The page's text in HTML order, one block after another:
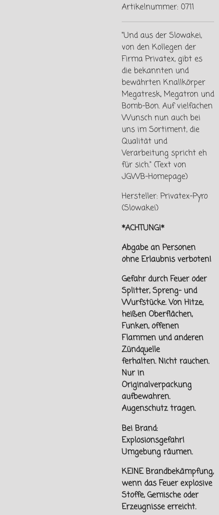
Artikelnummer: 0711
"Und aus der Slowakei,
von den Kollegen der
Firma Privatex, gibt es
die bekannten und
bewährten Knallkörper
Megatresk, Megatron und
Bomb-Bon. Auf vielfachen
Wunsch nun auch bei
uns im Sortiment, die
Qualität und
Verarbeitung spricht eh
für sich." (Text von
JGWB-Homepage)
Hersteller: Privatex-Pyro
(Slowakei)
*ACHTUNG!*
Abgabe an Personen
ohne Erlaubnis verboten!
Gefahr durch Feuer oder
Splitter, Spreng- und
Wurfstücke. Von Hitze,
heißen Oberflächen,
Funken, offenen
Flammen undanderen
Zündquelle
ferhalten.Nicht rauchen.
Nur in
Originalverpackung
aufbewahren.
Augenschutz tragen.
Bei Brand:
Explosionsgefahr!
Umgebung räumen.
KEINE Brandbekämpfung,
wenn das Feuer explosive
Stoffe, Gemische oder
Erzeugnisse erreicht.